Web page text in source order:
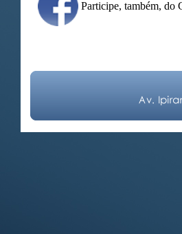
Participe, também, do